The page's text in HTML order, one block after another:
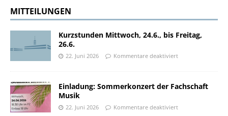
MITTEILUNGEN
Kurzstunden Mittwoch, 24.6., bis Freitag,
26.6.
22. Juni 2026 Kommentare deaktiviert
Einladung: Sommerkonzert der Fachschaft
Musik
22. Juni 2026 Kommentare deaktiviert